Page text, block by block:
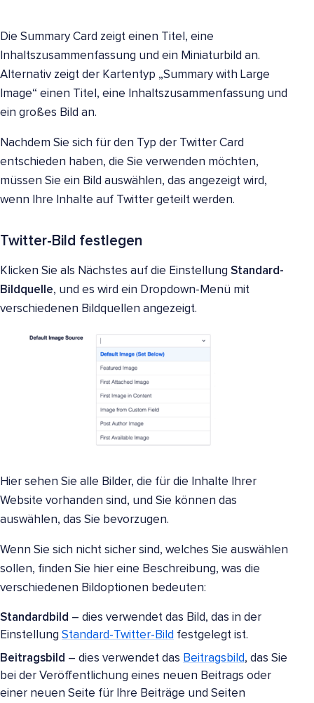
Die Summary Card zeigt einen Titel, eine
Inhaltszusammenfassung und ein Miniaturbild an.
Alternativ zeigt der Kartentyp „Summary with Large
Image“ einen Titel, eine Inhaltszusammenfassung und
ein großes Bild an.
Nachdem Sie sich für den Typ der Twitter Card
entschieden haben, die Sie verwenden möchten,
müssen Sie ein Bild auswählen, das angezeigt wird,
wenn Ihre Inhalte auf Twitter geteilt werden.
Twitter-Bild festlegen
Klicken Sie als Nächstes auf die Einstellung Standard-
Bildquelle, und es wird ein Dropdown-Menü mit
verschiedenen Bildquellen angezeigt.
Hier sehen Sie alle Bilder, die für die Inhalte Ihrer
Website vorhanden sind, und Sie können das
auswählen, das Sie bevorzugen.
Wenn Sie sich nicht sicher sind, welches Sie auswählen
sollen, finden Sie hier eine Beschreibung, was die
verschiedenen Bildoptionen bedeuten:
Standardbild – dies verwendet das Bild, das in der
Einstellung Standard-Twitter-Bild festgelegt ist.
Beitragsbild – dies verwendet das Beitragsbild, das Sie
bei der Veröffentlichung eines neuen Beitrags oder
einer neuen Seite für Ihre Beiträge und Seiten